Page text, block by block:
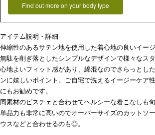
Find out more on your body type
アイテム説明・詳細
伸縮性のあるサテン地を使用した着心地の良いイージ
無駄を削ぎ落としたシンプルなデザインで様々なスタ
心地よいフィット感があり、綿混なのでさらっとし
ンに嬉しいポイント。ご自宅で洗えるイージーケア
にもお勧めです。
同素材のビスチェと合わせてヘルシーな着こなしも
単品力も非常に高いのでオーバーサイズのカットソ
ウスなどと合わせるのも◎。